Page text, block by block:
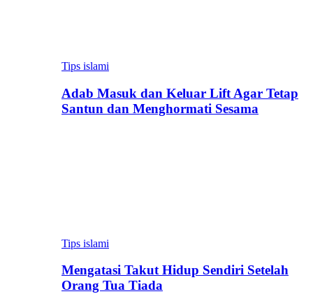
Tips islami
Adab Masuk dan Keluar Lift Agar Tetap
Santun dan Menghormati Sesama
Tips islami
Mengatasi Takut Hidup Sendiri Setelah
Orang Tua Tiada